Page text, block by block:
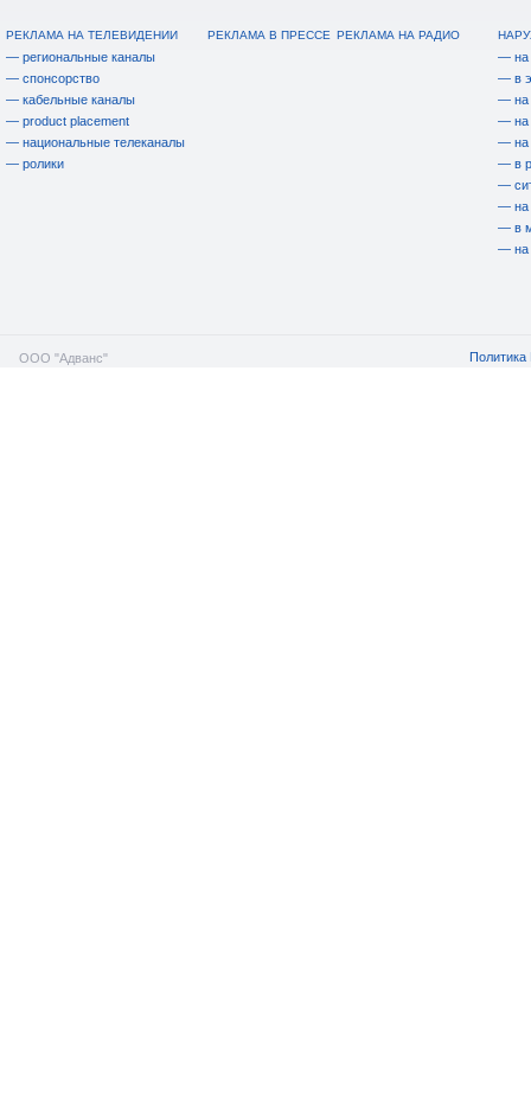
РЕКЛАМА НА ТЕЛЕВИДЕНИИ
— региональные каналы
— спонсорство
— кабельные каналы
— product placement
— национальные телеканалы
— ролики
РЕКЛАМА В ПРЕССЕ РЕКЛАМА НА РАДИО
— на
— в
— на
— на
— на
— в
—
— на
— в
— на
ООО "Адванс" Политика